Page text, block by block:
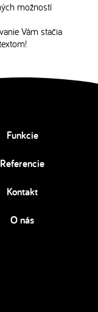
možností
Vám stačia
Funkcie
Referencie
Kontakt
O nás